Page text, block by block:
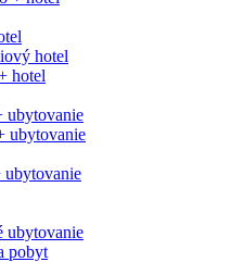
hotel
hotel
ubytovanie
ubytovanie
ubytovanie
ubytovanie
pobyt